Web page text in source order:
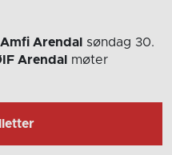
Arendal
søndag 30.
Arendal
møter